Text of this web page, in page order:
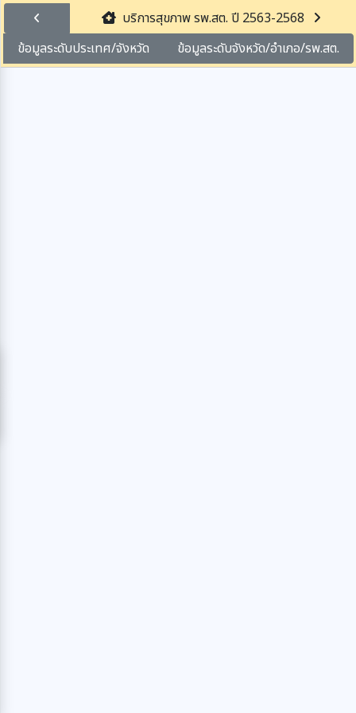
บริการสุขภาพ รพ.สต. ปี 2563-2568
ข้อมูลระดับประเทศ/จังหวัด
ข้อมูลระดับจังหวัด/อำเภอ/รพ.สต.